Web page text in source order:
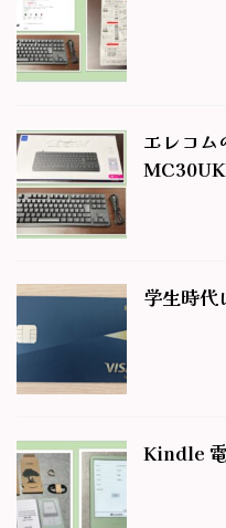
エレコ
学生時代
Kindle